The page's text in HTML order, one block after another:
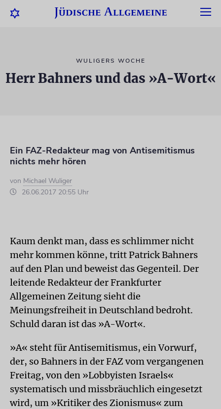
WULIGERS WOCHE
Herr Bahners und das »A-Wort«
Ein FAZ-Redakteur mag von Antisemitismus
nichts mehr hören
von Michael Wuliger
26.06.2017 20:55 Uhr
Kaum denkt man, dass es schlimmer nicht
mehr kommen könne, tritt Patrick Bahners
auf den Plan und beweist das Gegenteil. Der
leitende Redakteur der Frankfurter
Allgemeinen Zeitung sieht die
Meinungsfreiheit in Deutschland bedroht.
Schuld daran ist das »A-Wort«.
»A« steht für Antisemitismus, ein Vorwurf,
der, so Bahners in der FAZ vom vergangenen
Freitag, von den »Lobbyisten Israels«
systematisch und missbräuchlich eingesetzt
wird, um »Kritiker des Zionismus« zum